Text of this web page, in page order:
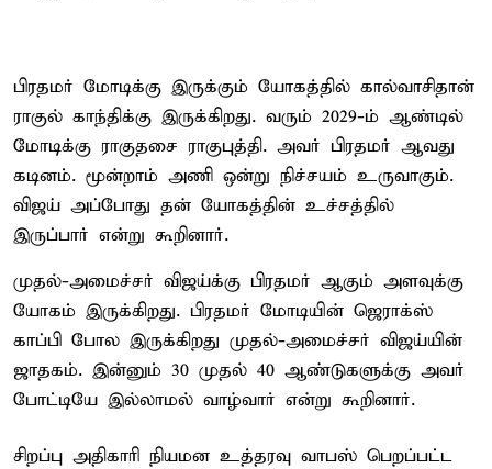
பிரதமர் மோடிக்கு இருக்கும் யோகத்தில் கால்வாசிதான்
ராகுல் காந்திக்கு இருக்கிறது. வரும் 2029-ம் ஆண்டில்
மோடிக்கு ராகுதசை ராகுபுத்தி. அவர் பிரதமர் ஆவது
கடினம். மூன்றாம் அணி ஒன்று நிச்சயம் உருவாகும்.
விஜய் அப்போது தன் யோகத்தின் உச்சத்தில்
இருப்பார் என்று கூறினார்.
முதல்-அமைச்சர் விஜய்க்கு பிரதமர் ஆகும் அளவுக்கு
யோகம் இருக்கிறது. பிரதமர் மோடியின் ஜெராக்ஸ்
காப்பி போல இருக்கிறது முதல்-அமைச்சர் விஜய்யின்
ஜாதகம். இன்னும் 30 முதல் 40 ஆண்டுகளுக்கு அவர்
போட்டியே இல்லாமல் வாழ்வார் என்று கூறினார்.
சிறப்பு அதிகாரி நியமன உத்தரவு வாபஸ் பெறப்பட்ட